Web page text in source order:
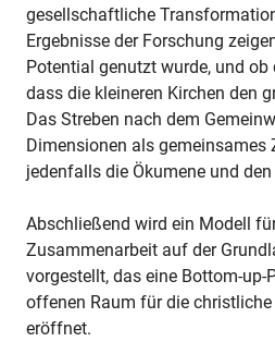
gesellschaftliche
Ergebnisse der Forschung
Potential genutzt wurde, und
dass die kleineren Kirchen den
Das Streben nach dem
Dimensionen als gemeinsames
jedenfalls die Ökumene und
Abschließend wird ein Modell
Zusammenarbeit auf der
vorgestellt, das eine Bottom-up-
offenen Raum für die
eröffnet.